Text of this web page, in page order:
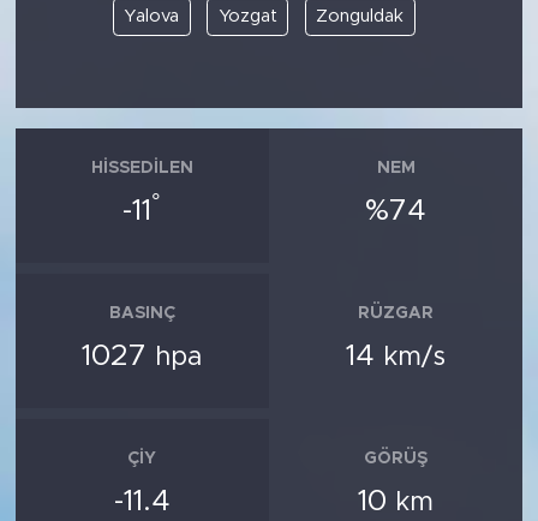
Yalova Yozgat Zonguldak
HISSEDILEN
-11 °
NEM
%74
BASINÇ
1027 hpa
RÜZGAR
14 km/s
ÇIY
-11.4
GÖRÜŞ
10 km